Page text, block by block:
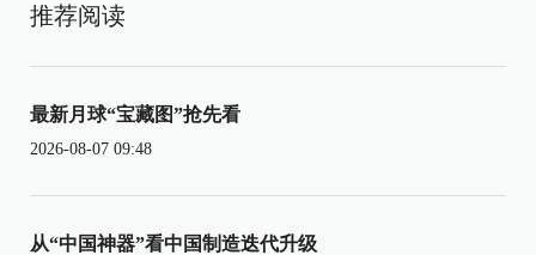
推荐阅读
最新月球“宝藏图”抢先看
2026-08-07 09:48
从“中国神器”看中国制造迭代升级